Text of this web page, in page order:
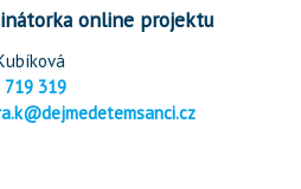
online projektu
719 319